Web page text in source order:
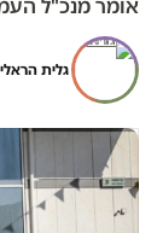
אומר מנכ"ל
גלית הראלי